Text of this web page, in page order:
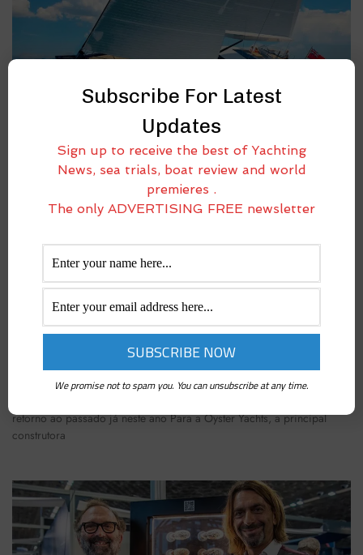
OYSTER YACHTS: O ESTADO DA ARTE
O ano de 2024 marca um ponto de virada decisivo no processo de
retorno ao passado já neste ano Para a Oyster Yachts, a principal
construtora
Subscribe For Latest
Updates
Sign up to receive the best of Yachting
News, sea trials, boat review and world
premieres .
The only ADVERTISING FREE newsletter
We promise not to spam you. You can unsubscribe at any time.